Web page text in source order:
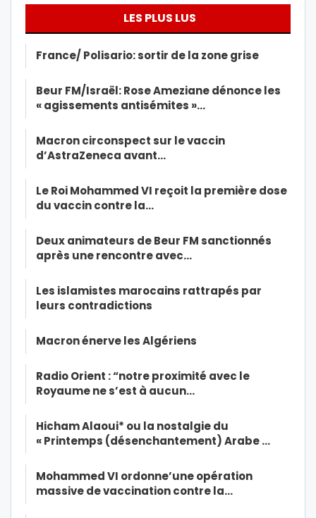
LES PLUS LUS
France/ Polisario: sortir de la zone grise
Beur FM/Israël: Rose Ameziane dénonce les
« agissements antisémites »…
Macron circonspect sur le vaccin
d’AstraZeneca avant…
Le Roi Mohammed VI reçoit la première dose
du vaccin contre la…
Deux animateurs de Beur FM sanctionnés
après une rencontre avec…
Les islamistes marocains rattrapés par
leurs contradictions
Macron énerve les Algériens
Radio Orient : “notre proximité avec le
Royaume ne s’est à aucun…
Hicham Alaoui* ou la nostalgie du
« Printemps (désenchantement) Arabe …
Mohammed VI ordonne’une opération
massive de vaccination contre la…